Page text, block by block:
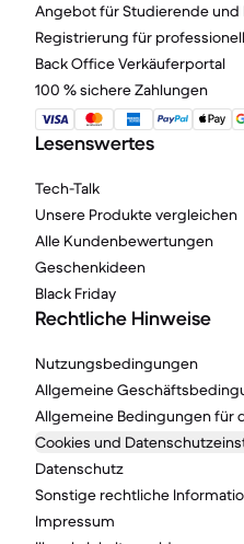
Angebot für Studierende und
Registrierung für
Back Office Verkäuferportal
100 % sichere Zahlungen
Lesenswertes
Tech-Talk
Unsere Produkte vergleichen
Alle Kundenbewertungen
Geschenkideen
Black Friday
Rechtliche Hinweise
Nutzungsbedingungen
Allgemeine
Allgemeine Bedingungen für
Cookies und
Datenschutz
Sonstige rechtliche
Impressum